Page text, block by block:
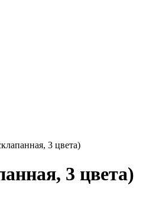
3 цвета)
3 цвета)